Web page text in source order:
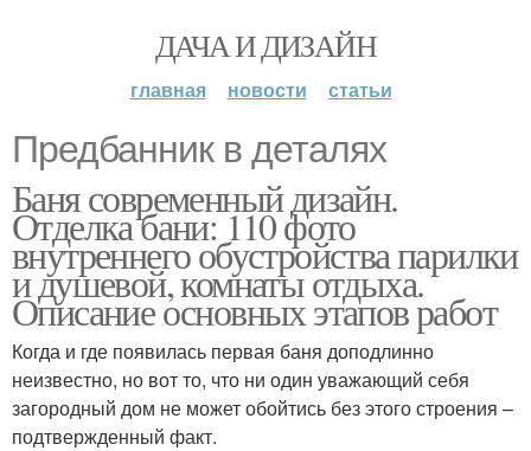
ДАЧА И ДИЗАЙН
главная новости статьи
Предбанник в деталях
Баня современный дизайн.
Отделка бани: 110 фото
внутреннего обустройства парилки
и душевой, комнаты отдыха.
Описание основных этапов работ
Когда и где появилась первая баня доподлинно
неизвестно, но вот то, что ни один уважающий себя
загородный дом не может обойтись без этого строения –
подтвержденный факт.